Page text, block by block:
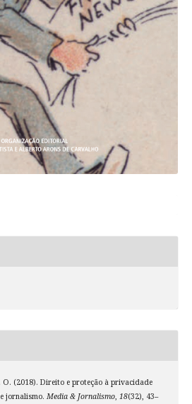
O. (2018). Direito e proteção à privacidade
jornalismo. Media & Jornalismo, 18(32), 43–